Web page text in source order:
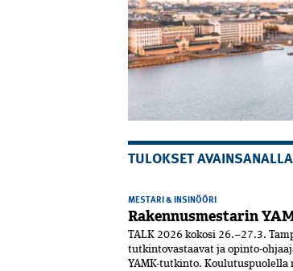
TULOKSET
MESTARI & INSINÖÖRI
Rakennusmestarin
TALK 2026 kokosi 26.–27.3.
tutkintovastaavat ja opinto-
YAMK-tutkinto. Koulutuspuolella